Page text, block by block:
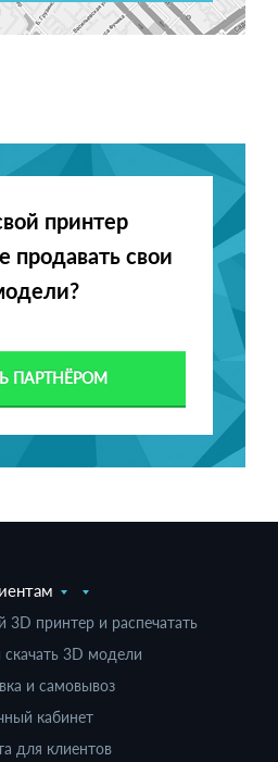
принтер
продавать свои
ПАРТНЁРОМ
принтер и распечатать
3D модели
и самовывоз
кабинет
для клиентов